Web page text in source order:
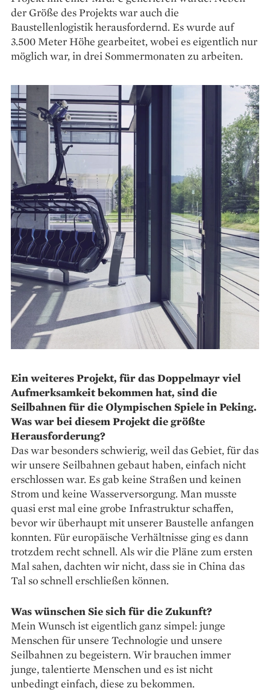
der Größe des Projekts war auch die
Baustellenlogistik herausfordernd. Es wurde auf
3.500 Meter Höhe gearbeitet, wobei es eigentlich nur
möglich war, in drei Sommermonaten zu arbeiten.
Ein weiteres Projekt, für das Doppelmayr viel
Aufmerksamkeit bekommen hat, sind die
Seilbahnen für die Olympischen Spiele in Peking.
Was war bei diesem Projekt die größte
Herausforderung?
Das war besonders schwierig, weil das Gebiet, für das
wir unsere Seilbahnen gebaut haben, einfach nicht
erschlossen war. Es gab keine Straßen und keinen
Strom und keine Wasserversorgung. Man musste
quasi erst mal eine grobe Infrastruktur schaffen,
bevor wir überhaupt mit unserer Baustelle anfangen
konnten. Für europäische Verhältnisse ging es dann
trotzdem recht schnell. Als wir die Pläne zum ersten
Mal sahen, dachten wir nicht, dass sie in China das
Tal so schnell erschließen können.
Was wünschen Sie sich für die Zukunft?
Mein Wunsch ist eigentlich ganz simpel: junge
Menschen für unsere Technologie und unsere
Seilbahnen zu begeistern. Wir brauchen immer
junge, talentierte Menschen und es ist nicht
unbedingt einfach, diese zu bekommen.